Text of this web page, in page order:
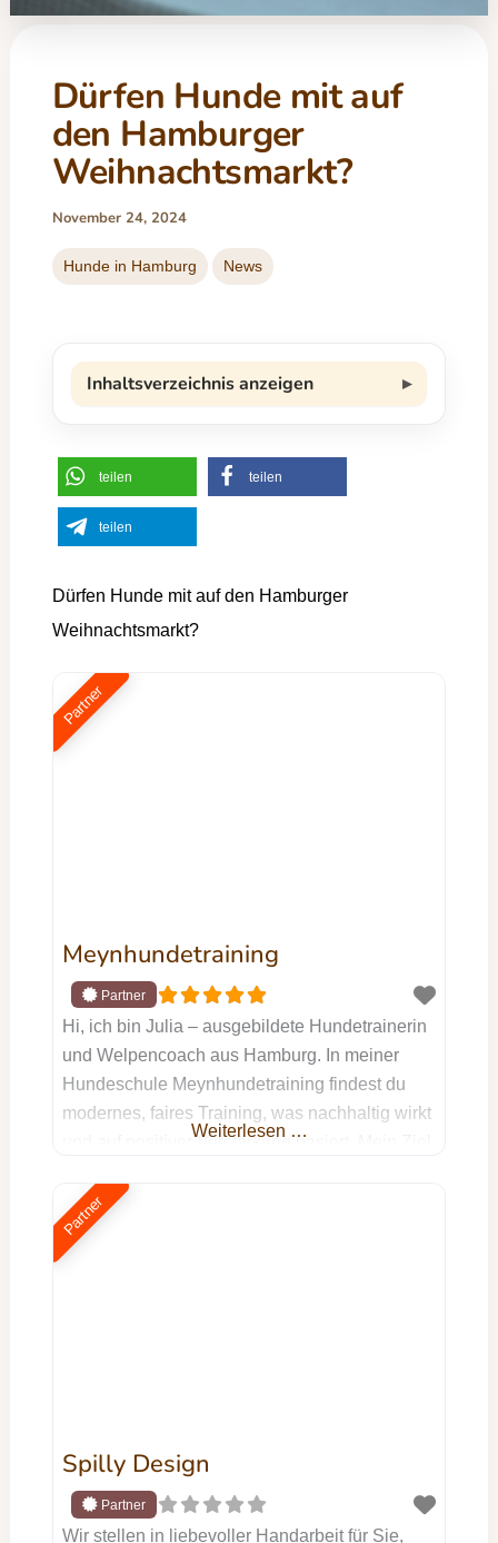
Dürfen Hunde mit auf
den Hamburger
Weihnachtsmarkt?
November 24, 2024
Hunde in Hamburg News
Inhaltsverzeichnis anzeigen
teilen teilen
teilen
Dürfen Hunde mit auf den Hamburger
Weihnachtsmarkt?
Partner
Meynhundetraining
Hi, ich bin Julia – ausgebildete Hundetrainerin
und Welpencoach aus Hamburg. In meiner
Hundeschule Meynhundetraining findest du
modernes, faires Training, was nachhaltig wirkt
und auf positiver Verstärkung basiert. Mein Ziel
unterstützen, ein echtes Team zu werden:
durch gegenseitiges Verstehen, klare
Kommunikation auf Augenhöhe und jede
Weiterlesen …
Partner
Spilly Design
Wir stellen in liebevoller Handarbeit für Sie,